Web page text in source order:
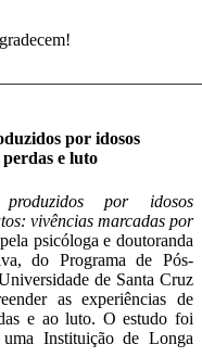
por idosos
e luto
produzidos por idosos
vivências marcadas por
psicóloga e doutoranda
do Programa de Pós-
de Santa Cruz
as experiências de
e ao luto. O estudo foi
Instituição de Longa